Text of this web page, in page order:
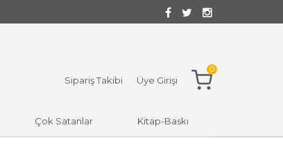
Sipariş Takibi Üye Girişi
0
Çok Satanlar Kitap-Baskı